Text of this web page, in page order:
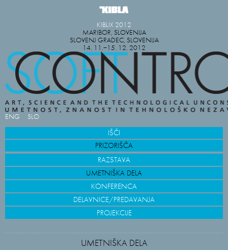
KIBLIX 2012
MARIBOR, SLOVENIJA
SLOVENJ GRADEC, SLOVENIJA
14. 11.−15. 12. 2012
ENG SLO
IŠČI
PRIZORIŠČA
RAZSTAVA
UMETNIŠKA DELA
KONFERENCA
DELAVNICE/PREDAVANJA
PROJEKCIJE
UMETNIŠKA DELA